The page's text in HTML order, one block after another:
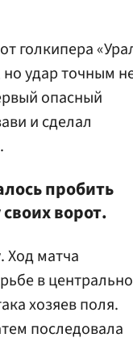
голкипера
но удар точным
опасный
и сделал
пробить
ворот.
Ход матча
в
хозяев поля.
последовала